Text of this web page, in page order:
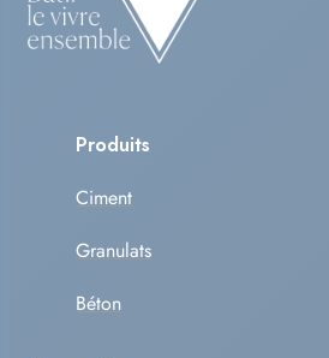
Produits
Ciment
Granulats
Béton